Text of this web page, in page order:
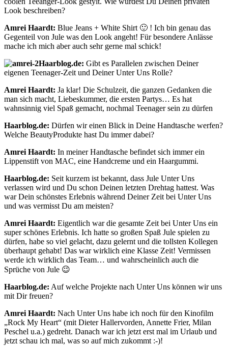
Look beschreiben?
Amrei Haardt: Blue Jeans + White Shirt 🙂 ! Ich bin genau das
Gegenteil von Jule was den Look angeht! Für besondere Anlässe
mache ich mich aber auch sehr gerne mal schick!
Haarblog.de: Gibt es Parallelen zwischen Deiner
eigenen Teenager-Zeit und Deiner Unter Uns Rolle?
Amrei Haardt: Ja klar! Die Schulzeit, die ganzen Gedanken die
man sich macht, Liebeskummer, die ersten Partys… Es hat
wahnsinnig viel Spaß gemacht, nochmal Teenager sein zu dürfen
Haarblog.de: Dürfen wir einen Blick in Deine Handtasche werfen?
Welche BeautyProdukte hast Du immer dabei?
Amrei Haardt: In meiner Handtasche befindet sich immer ein
Lippenstift von MAC, eine Handcreme und ein Haargummi.
Haarblog.de: Seit kurzem ist bekannt, dass Jule Unter Uns
verlassen wird und Du schon Deinen letzten Drehtag hattest. Was
war Dein schönstes Erlebnis während Deiner Zeit bei Unter Uns
und was vermisst Du am meisten?
Amrei Haardt: Eigentlich war die gesamte Zeit bei Unter Uns ein
super schönes Erlebnis. Ich hatte so großen Spaß Jule spielen zu
dürfen, habe so viel gelacht, dazu gelernt und die tollsten Kollegen
überhaupt gehabt! Das war wirklich eine Klasse Zeit! Vermissen
werde ich wirklich das Team… und wahrscheinlich auch die
Sprüche von Jule 😉
Haarblog.de: Auf welche Projekte nach Unter Uns können wir uns
mit Dir freuen?
Amrei Haardt: Nach Unter Uns habe ich noch für den Kinofilm
„Rock My Heart“ (mit Dieter Hallervorden, Annette Frier, Milan
Peschel u.a.) gedreht. Danach war ich jetzt erst mal im Urlaub und
jetzt schau ich mal, was so auf mich zukommt :-)!